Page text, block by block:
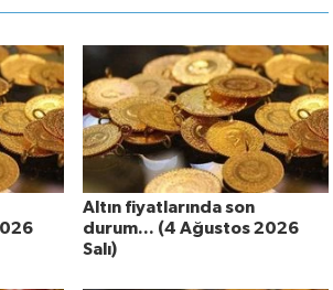
Altın fiyatlarında son
durum... (4 Ağustos 2026
Salı)